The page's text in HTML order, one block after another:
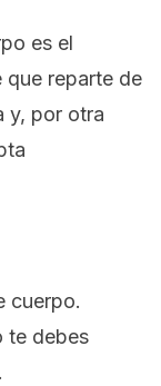
es el
que reparte de
y, por otra
cuerpo.
te debes